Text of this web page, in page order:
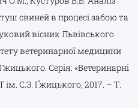
свиней в процесі забою та
вісник Львівського
ветеринарної медицини
Серія: «Ветеринарні
С.З. Ґжицького, 2017. – Т.